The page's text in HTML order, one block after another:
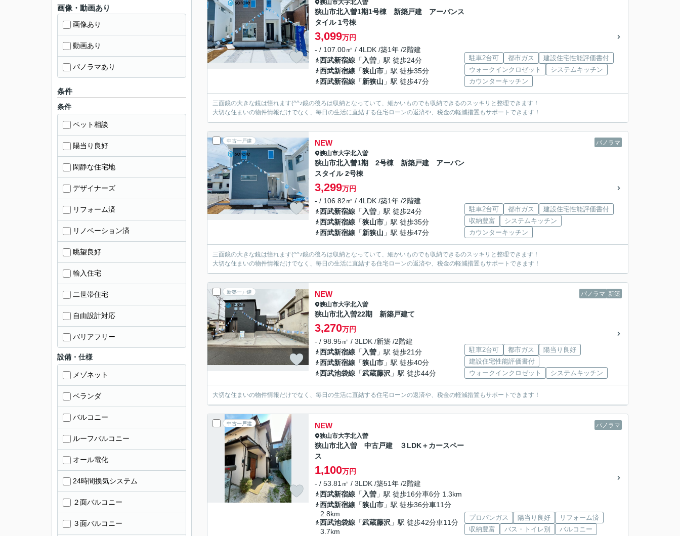
狭山市大字北入曽
狭山市北入曽1期1号棟 新築戸建 アーバンス
タイル 1号棟
3,099万円
- / 107.00㎡ / 4LDK /築1年 /2階建
西武新宿線 「 入曽 」駅 徒歩24分
西武新宿線 「狭山市 」駅 徒歩35分
西武新宿線 「新狭山 」駅 徒歩47分
駐車2台可 都市ガス
建設住宅性能評価書付
ウォークインクロゼット
システムキッチン
カウンターキッチン
三面鏡の大きな鏡は憧れます(^^♪鏡の後ろは収納となっていて、細かいものでも収納できるのスッキリと整理できます！
大切な住まいの物件情報だけでなく、毎日の生活に直結する住宅ローンの返済や、税金の軽減措置もサポートできます！
中古一戸建 パノラマ
NEW
狭山市大字北入曽
狭山市北入曽1期 2号棟 新築戸建 アーバン
スタイル 2号棟
3,299万円
- / 106.82㎡ / 4LDK /築1年 /2階建
西武新宿線 「 入曽 」駅 徒歩24分
西武新宿線 「狭山市 」駅 徒歩35分
西武新宿線 「新狭山 」駅 徒歩47分
駐車2台可 都市ガス
建設住宅性能評価書付
収納豊富
システムキッチン
カウンターキッチン
三面鏡の大きな鏡は憧れます(^^♪鏡の後ろは収納となっていて、細かいものでも収納できるのスッキリと整理できます！
大切な住まいの物件情報だけでなく、毎日の生活に直結する住宅ローンの返済や、税金の軽減措置もサポートできます！
新築一戸建 パノラマ 新築
NEW
狭山市大字北入曽
狭山市北入曽22期 新築戸建て
3,270万円
- / 98.95㎡ / 3LDK /新築 /2階建
西武新宿線 「 入曽 」駅 徒歩21分
西武新宿線 「狭山市 」駅 徒歩40分
西武池袋線 「武蔵藤沢 」駅 徒歩44分
駐車2台可 都市ガス
陽当り良好
建設住宅性能評価書付
ウォークインクロゼット
システムキッチン
大切な住まいの物件情報だけでなく、毎日の生活に直結する住宅ローンの返済や、税金の軽減措置もサポートできます！
中古一戸建 パノラマ
NEW
狭山市大字北入曽
狭山市北入曽 中古戸建 ３LDK＋カースペー
ス
1,100万円
- / 53.81㎡ / 3LDK /築51年 /2階建
西武新宿線 「 入曽 」駅 徒歩16分車6分 1.3km
西武新宿線 「狭山市 」駅 徒歩36分車11分
2.8km
西武池袋線 「武蔵藤沢 」駅 徒歩42分車11分
3.7km
プロパンガス 陽当り良好
リフォーム済
収納豊富
バス・トイレ別 バルコニー
画像・動画あり
画像あり
動画あり
パノラマあり
条件
条件
ペット相談
陽当り良好
閑静な住宅地
デザイナーズ
リフォーム済
リノベーション済
眺望良好
輸入住宅
二世帯住宅
自由設計対応
バリアフリー
設備・仕様
メゾネット
ベランダ
バルコニー
ルーフバルコニー
オール電化
24時間換気システム
２面バルコニー
３面バルコニー